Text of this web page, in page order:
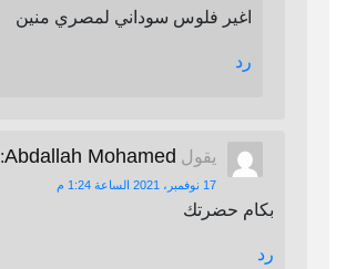
اغير فلوس سوداني لمصري منين
رد
يقول Abdallah Mohamed
:
17 نوفمبر، 2021 الساعة 1:24 م
بكام حضرتك
رد